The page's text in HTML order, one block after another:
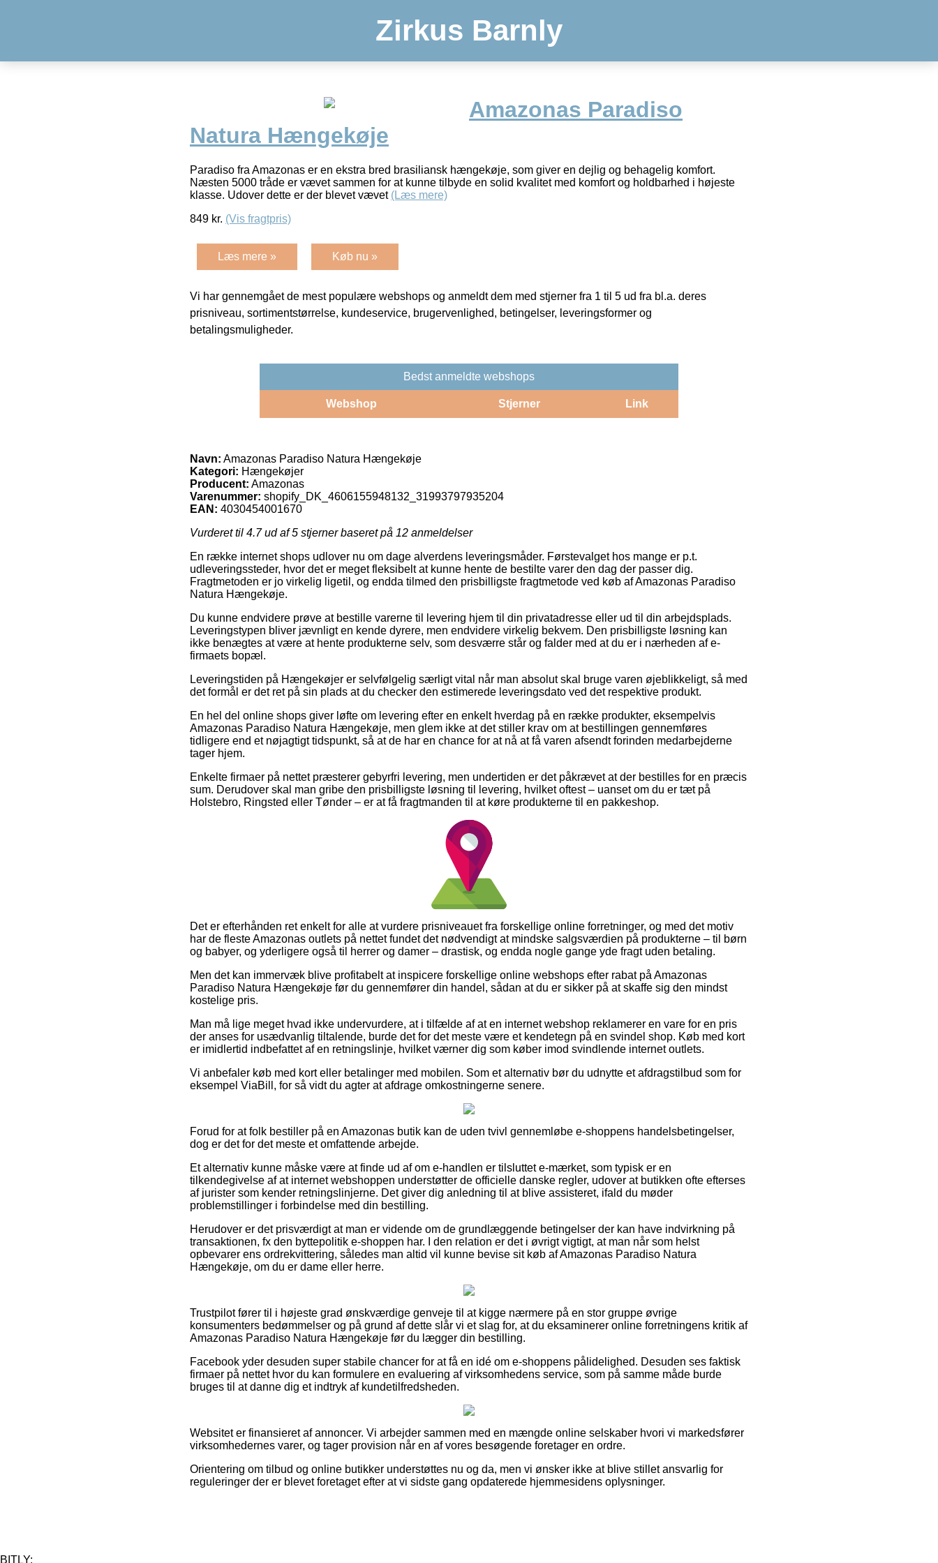
Zirkus Barnly
Amazonas Paradiso
Natura Hængekøje
Paradiso fra Amazonas er en ekstra bred brasiliansk hængekøje, som giver en dejlig og behagelig komfort.
Næsten 5000 tråde er vævet sammen for at kunne tilbyde en solid kvalitet med komfort og holdbarhed i højeste
klasse. Udover dette er der blevet vævet (Læs mere)
849 kr. (Vis fragtpris)
Læs mere » Køb nu »
Vi har gennemgået de mest populære webshops og anmeldt dem med stjerner fra 1 til 5 ud fra bl.a. deres
prisniveau, sortimentstørrelse, kundeservice, brugervenlighed, betingelser, leveringsformer og
betalingsmuligheder.
Bedst anmeldte webshops
Webshop Stjerner Link
Navn: Amazonas Paradiso Natura Hængekøje
Kategori: Hængekøjer
Producent: Amazonas
Varenummer: shopify_DK_4606155948132_31993797935204
EAN: 4030454001670
Vurderet til 4.7ud af 5 stjerner baseret på 12 anmeldelser
En række internet shops udlover nu om dage alverdens leveringsmåder. Førstevalget hos mange er p.t.
udleveringssteder, hvor det er meget fleksibelt at kunne hente de bestilte varer den dag der passer dig.
Fragtmetoden er jo virkelig ligetil, og endda tilmed den prisbilligste fragtmetode ved køb af Amazonas Paradiso
Natura Hængekøje.
Du kunne endvidere prøve at bestille varerne til levering hjem til din privatadresse eller ud til din arbejdsplads.
Leveringstypen bliver jævnligt en kende dyrere, men endvidere virkelig bekvem. Den prisbilligste løsning kan
ikke benægtes at være at hente produkterne selv, som desværre står og falder med at du er i nærheden af e-
firmaets bopæl.
Leveringstiden på Hængekøjer er selvfølgelig særligt vital når man absolut skal bruge varen øjeblikkeligt, så med
det formål er det ret på sin plads at du checker den estimerede leveringsdato ved det respektive produkt.
En hel del online shops giver løfte om levering efter en enkelt hverdag på en række produkter, eksempelvis
Amazonas Paradiso Natura Hængekøje, men glem ikke at det stiller krav om at bestillingen gennemføres
tidligere end et nøjagtigt tidspunkt, så at de har en chance for at nå at få varen afsendt forinden medarbejderne
tager hjem.
Enkelte firmaer på nettet præsterer gebyrfri levering, men undertiden er det påkrævet at der bestilles for en præcis
sum. Derudover skal man gribe den prisbilligste løsning til levering, hvilket oftest – uanset om du er tæt på
Holstebro, Ringsted eller Tønder – er at få fragtmanden til at køre produkterne til en pakkeshop.
Det er efterhånden ret enkelt for alle at vurdere prisniveauet fra forskellige online forretninger, og med det motiv
har de fleste Amazonas outlets på nettet fundet det nødvendigt at mindske salgsværdien på produkterne – til børn
og babyer, og yderligere også til herrer og damer – drastisk, og endda nogle gange yde fragt uden betaling.
Men det kan immervæk blive profitabelt at inspicere forskellige online webshops efter rabat på Amazonas
Paradiso Natura Hængekøje før du gennemfører din handel, sådan at du er sikker på at skaffe sig den mindst
kostelige pris.
Man må lige meget hvad ikke undervurdere, at i tilfælde af at en internet webshop reklamerer en vare for en pris
der anses for usædvanlig tiltalende, burde det for det meste være et kendetegn på en svindel shop. Køb med kort
er imidlertid indbefattet af en retningslinje, hvilket værner dig som køber imod svindlende internet outlets.
Vi anbefaler køb med kort eller betalinger med mobilen. Som et alternativ bør du udnytte et afdragstilbud som for
eksempel ViaBill, for så vidt du agter at afdrage omkostningerne senere.
Forud for at folk bestiller på en Amazonas butik kan de uden tvivl gennemløbe e-shoppens handelsbetingelser,
dog er det for det meste et omfattende arbejde.
Et alternativ kunne måske være at finde ud af om e-handlen er tilsluttet e-mærket, som typisk er en
tilkendegivelse af at internet webshoppen understøtter de officielle danske regler, udover at butikken ofte efterses
af jurister som kender retningslinjerne. Det giver dig anledning til at blive assisteret, ifald du møder
problemstillinger i forbindelse med din bestilling.
Herudover er det prisværdigt at man er vidende om de grundlæggende betingelser der kan have indvirkning på
transaktionen, fx den byttepolitik e-shoppen har. I den relation er det i øvrigt vigtigt, at man når som helst
opbevarer ens ordrekvittering, således man altid vil kunne bevise sit køb af Amazonas Paradiso Natura
Hængekøje, om du er dame eller herre.
Trustpilot fører til i højeste grad ønskværdige genveje til at kigge nærmere på en stor gruppe øvrige
konsumenters bedømmelser og på grund af dette slår vi et slag for, at du eksaminerer online forretningens kritik af
Amazonas Paradiso Natura Hængekøje før du lægger din bestilling.
Facebook yder desuden super stabile chancer for at få en idé om e-shoppens pålidelighed. Desuden ses faktisk
firmaer på nettet hvor du kan formulere en evaluering af virksomhedens service, som på samme måde burde
bruges til at danne dig et indtryk af kundetilfredsheden.
Websitet er finansieret af annoncer. Vi arbejder sammen med en mængde online selskaber hvori vi markedsfører
virksomhedernes varer, og tager provision når en af vores besøgende foretager en ordre.
Orientering om tilbud og online butikker understøttes nu og da, men vi ønsker ikke at blive stillet ansvarlig for
reguleringer der er blevet foretaget efter at vi sidste gang opdaterede hjemmesidens oplysninger.
BITLY: